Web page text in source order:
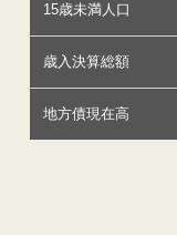
15歳未満人口
歳入決算総額
地方債現在高